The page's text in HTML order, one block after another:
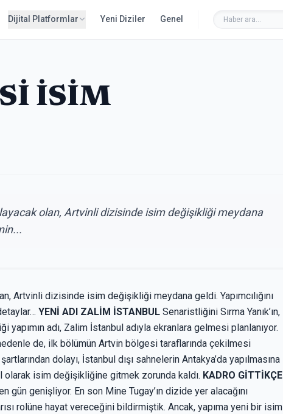
Dijital Platformlar Yeni Diziler Genel
İSİM
olan, Artvinli dizisinde isim değişikliği meydana
Artvinli dizisinde isim değişikliği meydana geldi. Yapımcılığını
YENİ ADI ZALİM İSTANBUL Senaristliğini Sırma Yanık’ın,
adı, Zalim İstanbul adıyla ekranlara gelmesi planlanıyor.
de, ilk bölümün Artvin bölgesi taraflarında çekilmesi
dolayı, İstanbul dışı sahnelerin Antakya’da yapılmasına
isim değişikliğine gitmek zorunda kaldı. KADRO GİTTİKÇE
gün genişliyor. En son Mine Tugay’ın dizide yer alacağını
rolüne hayat vereceğini bildirmiştik. Ancak, yapıma yeni bir isim